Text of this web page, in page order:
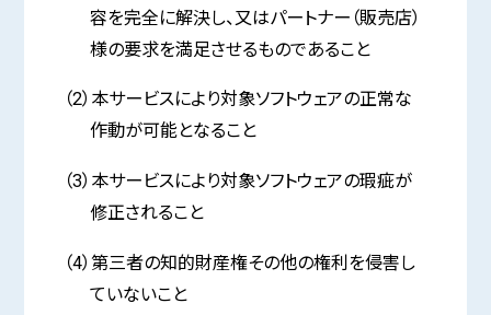
容を完全に解決し、又はパートナー（販売店）
様の要求を満足させるものであること
（2）本サービスにより対象ソフトウェアの正常な
作動が可能となること
（3）本サービスにより対象ソフトウェアの瑕疵が
修正されること
（4）第三者の知的財産権その他の権利を侵害し
ていないこと